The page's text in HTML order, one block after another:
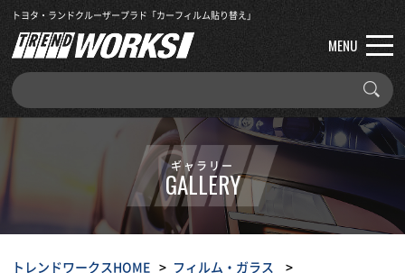
トヨタ・ランドクルーザープラド「カーフィルム貼り替え」
MENU
ギャラリー
GALLERY
トレンドワークスHOME
フィルム・ガラス